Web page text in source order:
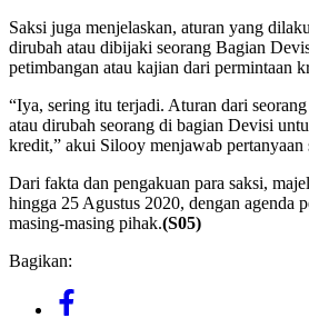
Saksi juga menjelaskan, aturan yang
dirubah atau dibijaki seorang Bagian
petimbangan atau kajian dari permintaan
“Iya, sering itu terjadi. Aturan dari
atau dirubah seorang di bagian Devisi
kredit,” akui Silooy menjawab pertanyaan
Dari fakta dan pengakuan para saksi,
hingga 25 Agustus 2020, dengan agenda
masing-masing pihak.(S05)
Bagikan: